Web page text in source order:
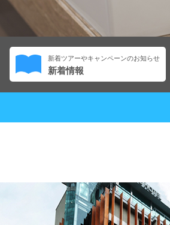
新着ツアーやキャンペーンのお知らせ
新着情報